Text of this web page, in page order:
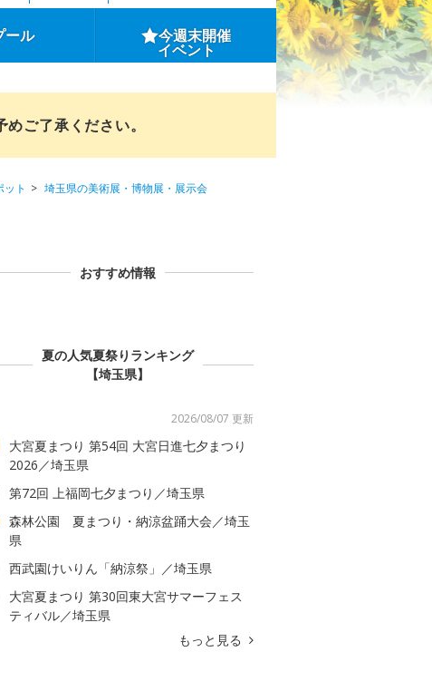
ール 今週末開催
イベント
ご了承ください。
ト
埼玉県の美術展・博物展・展示会
おすすめ情報
夏の人気夏祭りランキング
【埼玉県】
2026/08/07 更新
大宮夏まつり 第54回 大宮日進七夕まつり
2026／埼玉県
第72回 上福岡七夕まつり／埼玉県
森林公園 夏まつり・納涼盆踊大会／埼玉
県
西武園けいりん「納涼祭」／埼玉県
大宮夏まつり 第30回東大宮サマーフェス
ティバル／埼玉県
もっと見る